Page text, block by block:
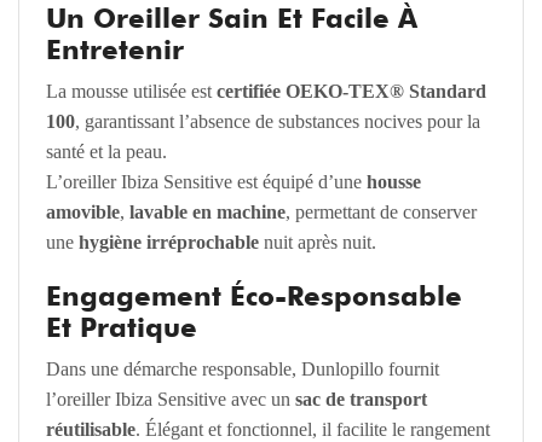
Un Oreiller Sain Et Facile À
Entretenir
La mousse utilisée estcertifiée OEKO-TEX® Standard
100, garantissant l’absence de substances nocives pour la
santé et la peau.
L’oreiller Ibiza Sensitive est équipé d’unehousse
amovible,lavable en machine, permettant de conserver
unehygiène irréprochable nuit après nuit.
Engagement Éco-Responsable
Et Pratique
Dans une démarche responsable, Dunlopillo fournit
l’oreiller Ibiza Sensitive avec unsac de transport
réutilisable. Élégant et fonctionnel, il facilite le rangement